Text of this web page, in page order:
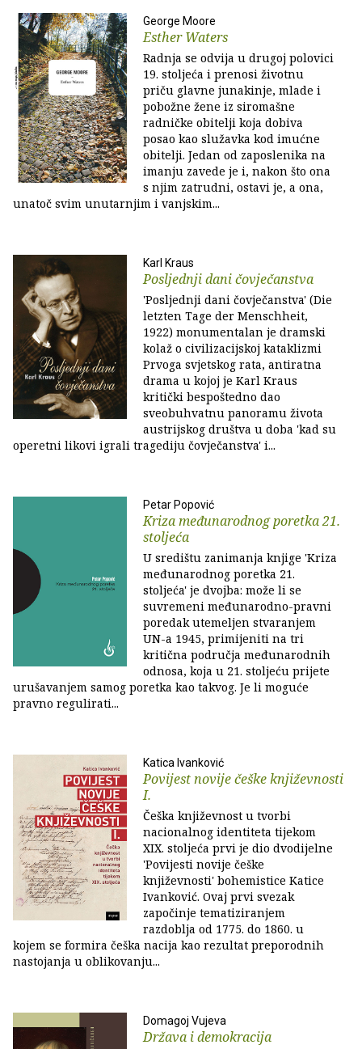
George Moore
Esther Waters
Radnja se odvija u drugoj polovici
19. stoljeća i prenosi životnu
priču glavne junakinje, mlade i
pobožne žene iz siromašne
radničke obitelji koja dobiva
posao kao služavka kod imućne
obitelji. Jedan od zaposlenika na
imanju zavede je i, nakon što ona
s njim zatrudni, ostavi je, a ona,
unatoč svim unutarnjim i vanjskim...
Karl Kraus
Posljednji dani čovječanstva
'Posljednji dani čovječanstva' (Die
letzten Tage der Menschheit,
1922) monumentalan je dramski
kolaž o civilizacijskoj kataklizmi
Prvoga svjetskog rata, antiratna
drama u kojoj je Karl Kraus
kritički bespoštedno dao
sveobuhvatnu panoramu života
austrijskog društva u doba 'kad su
operetni likovi igrali tragediju čovječanstva' i...
Petar Popović
Kriza međunarodnog poretka 21.
stoljeća
U središtu zanimanja knjige 'Kriza
međunarodnog poretka 21.
stoljeća' je dvojba: može li se
suvremeni međunarodno-pravni
poredak utemeljen stvaranjem
UN-a 1945, primijeniti na tri
kritična područja međunarodnih
odnosa, koja u 21. stoljeću prijete
urušavanjem samog poretka kao takvog. Je li moguće
pravno regulirati...
Katica Ivanković
Povijest novije češke književnosti
I.
Češka književnost u tvorbi
nacionalnog identiteta tijekom
XIX. stoljeća prvi je dio dvodijelne
'Povijesti novije češke
književnosti' bohemistice Katice
Ivanković. Ovaj prvi svezak
započinje tematiziranjem
razdoblja od 1775. do 1860. u
kojem se formira češka nacija kao rezultat preporodnih
nastojanja u oblikovanju...
Domagoj Vujeva
Država i demokracija